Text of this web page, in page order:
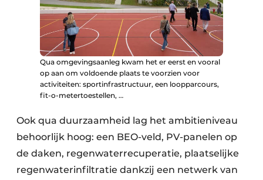
Qua omgevingsaanleg kwam het er eerst en vooral
op aan om voldoende plaats te voorzien voor
activiteiten: sportinfrastructuur, een loopparcours,
fit-o-metertoestellen, …
Ook qua duurzaamheid lag het ambitieniveau
behoorlijk hoog: een BEO-veld, PV-panelen op
de daken, regenwaterrecuperatie, plaatselijke
regenwaterinfiltratie dankzij een netwerk van